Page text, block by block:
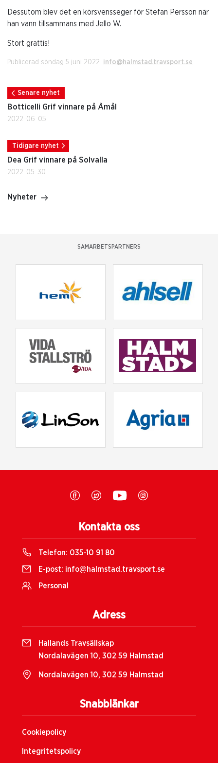
Dessutom blev det en körsvensseger för Stefan Persson när
han vann tillsammans med Jello W.
Stort grattis!
Publicerad söndag 5 juni 2022. info@halmstad.travsport.se
Senare nyhet
Botticelli Grif vinnare på Åmål
2022-06-05
Tidigare nyhet
Dea Grif vinnare på Solvalla
2022-05-30
Nyheter
SAMARBETSPARTNERS
Snabblänkar
Cookiepolicy
Integritetspolicy
Kontakta oss
Telefon: 035-10 91 80
E-post: info@halmstad.travsport.se
Personal
Adress
Hallands Travsällskap
Nordalavägen 10, 302 59 Halmstad
Nordalavägen 10, 302 59 Halmstad